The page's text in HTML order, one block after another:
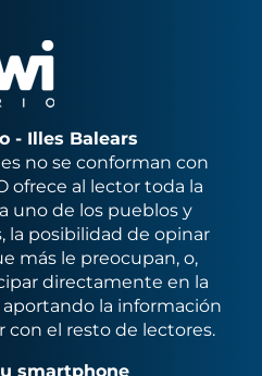
- Illes Balears
no se conforman con
ofrece al lector toda la
uno de los pueblos y
la posibilidad de opinar
más le preocupan, o,
directamente en la
la información
el resto de lectores.
smartphone